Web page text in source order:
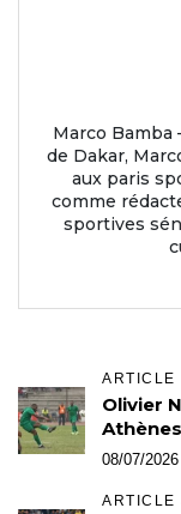
Marco
de Dakar,
aux paris
comme
sportives
ARTICLE
Olivier
Athènes
08/07/
ARTICLE